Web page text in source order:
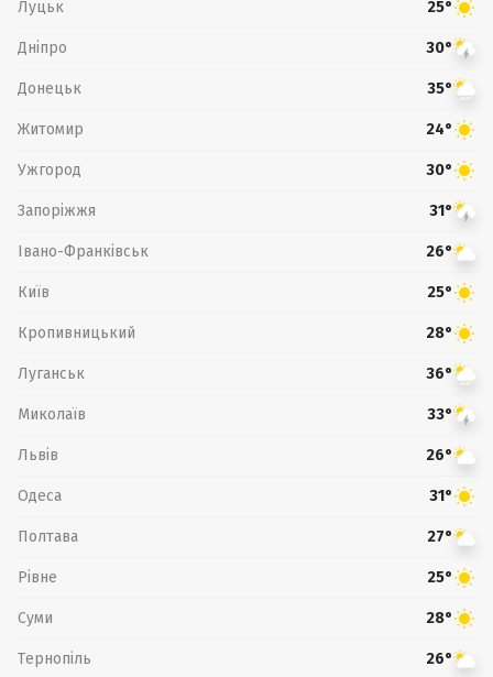
Луцьк 25°
Дніпро 30°
Донецьк 35°
Житомир 24°
Ужгород 30°
Запоріжжя 31°
Івано-Франківськ 26°
Київ 25°
Кропивницький 28°
Луганськ 36°
Миколаїв 33°
Львів 26°
Одеса 31°
Полтава 27°
Рівне 25°
Суми 28°
Тернопіль 26°